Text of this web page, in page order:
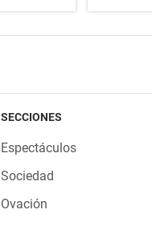
SECCIONES
Espectáculos
Sociedad
Ovación